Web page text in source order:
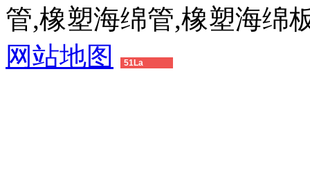
管,橡塑海绵管,橡塑海绵
网站地图
51La